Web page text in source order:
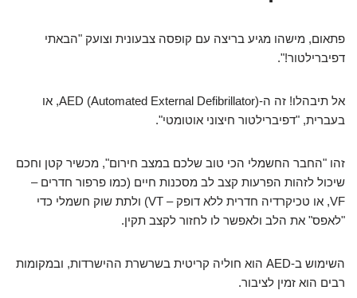
פתאום, מישהו מגיע בריצה עם קופסה צבעונית וצועק "הבאתי
דפיברילטור!".
אל תיבהלו! זה ה-AED (Automated External Defibrillator), או
בעברית, "דפיברילטור חיצוני אוטומטי".
זהו "החבר החשמלי הכי טוב שלכם במצב חירום", מכשיר קטן וחכם
שיכול לזהות הפרעות קצב לב מסכנות חיים (כמו פרפור חדרים –
VF, או טכיקרדיה חדרית ללא דופק – VT) ולתת שוק חשמלי כדי
"לאפס" את הלב ולאפשר לו לחזור לקצב תקין.
השימוש ב-AED הוא חוליה קריטית בשרשרת ההישרדות, ובמקומות
רבים הוא זמין לציבור.